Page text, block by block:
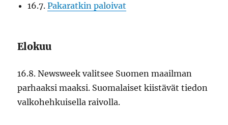
16.7.Pakaratkin paloivat
Elokuu
16.8. Newsweek valitsee Suomen maailman
parhaaksi maaksi. Suomalaiset kiistävät tiedon
valkohehkuisella raivolla.